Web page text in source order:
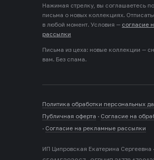
Нажимая стрелку, вы соглашаетесь
письма о новых коллекциях.
в любой момент. Условия — согласие
рассылки
Письма из цеха: новые коллекции —
вам. Без спама.
Политика обработки персональных
Публичная оферта · Согласие на
· Согласие на рекламные рассылки
ИП Ципровская Екатерина Сергеевна